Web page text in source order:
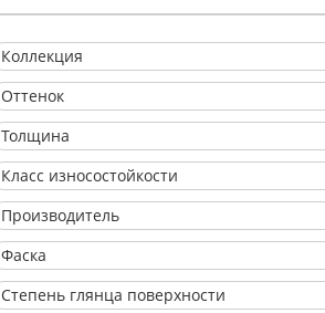
Коллекция
Оттенок
Толщина
Класс износостойкости
Производитель
Фаска
Степень глянца поверхности